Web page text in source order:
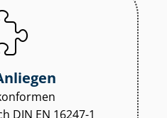
DIN EN 16247-1